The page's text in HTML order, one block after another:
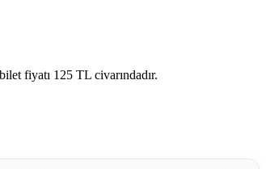
fiyatı 125 TL civarındadır.